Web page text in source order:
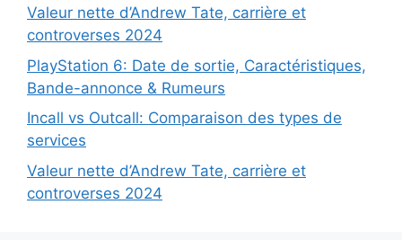
Valeur nette d’Andrew Tate, carrière et
controverses 2024
PlayStation 6: Date de sortie, Caractéristiques,
Bande-annonce & Rumeurs
Incall vs Outcall: Comparaison des types de
services
Valeur nette d’Andrew Tate, carrière et
controverses 2024